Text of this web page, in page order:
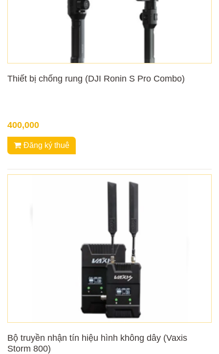
Thiết bị chống rung (DJI Ronin S Pro Combo)
400,000
Đăng ký thuê
Bộ truyền nhận tín hiệu hình không dây (Vaxis
Storm 800)